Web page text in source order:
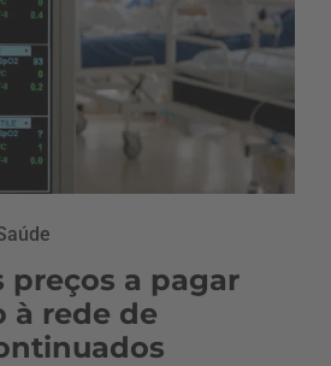
preços a pagar
à rede de